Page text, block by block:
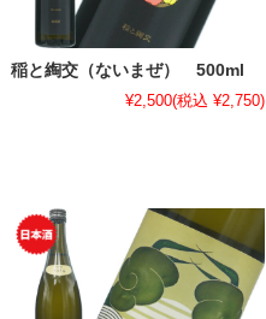
稲と綯交（ないまぜ） 500ml
¥2,500(税込 ¥2,750)